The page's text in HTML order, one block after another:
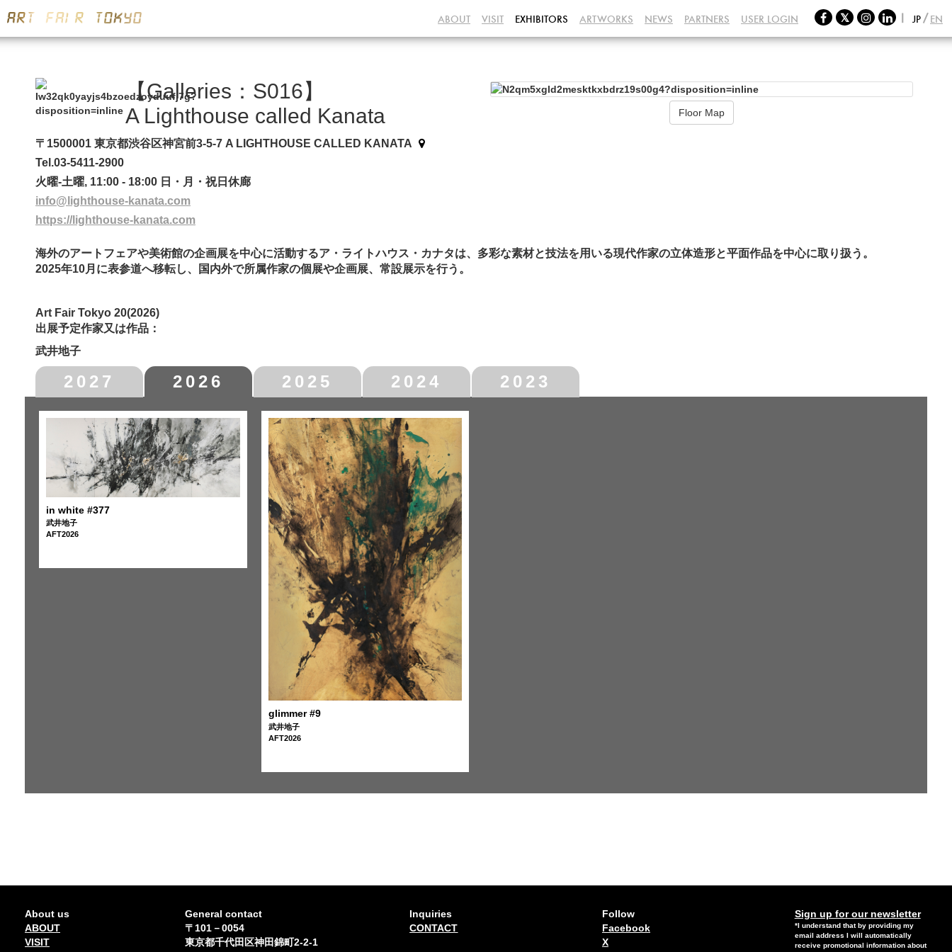
ABOUT VISIT EXHIBITORS ARTWORKS NEWS PARTNERS USER LOGIN JP EN
【Galleries：S016】
A Lighthouse called Kanata
〒1500001 東京都渋谷区神宮前3-5-7 A LIGHTHOUSE CALLED KANATA
Tel.03-5411-2900
火曜-土曜, 11:00 - 18:00 日・月・祝日休廊
info@lighthouse-kanata.com
https://lighthouse-kanata.com
Floor Map
海外のアートフェアや美術館の企画展を中心に活動するア・ライトハウス・カナタは、多彩な素材と技法を用いる現代作家の立体造形と平面作品を中心に取り扱う。
2025年10月に表参道へ移転し、国内外で所属作家の個展や企画展、常設展示を行う。
Art Fair Tokyo 20(2026)
出展予定作家又は作品：
武井地子
2027 2026 2025 2024 2023
in white #377
武井地子
AFT2026
glimmer #9
武井地子
AFT2026
About us
ABOUT
VISIT
General contact
〒101－0054
東京都千代田区神田錦町2-2-1
Inquiries
CONTACT
Follow
Facebook
X
Sign up for our newsletter
*I understand that by providing my
email address I will automatically
receive promotional information about